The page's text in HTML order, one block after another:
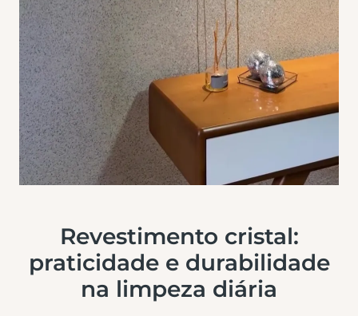
Revestimento cristal:
praticidade e durabilidade
na limpeza diária